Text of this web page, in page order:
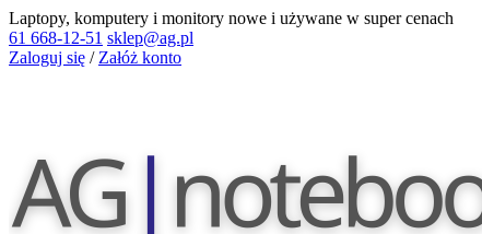
Laptopy, komputery i monitory nowe i używane w super cenach
61 668-12-51 sklep@ag.pl
Zaloguj się / Załóż konto